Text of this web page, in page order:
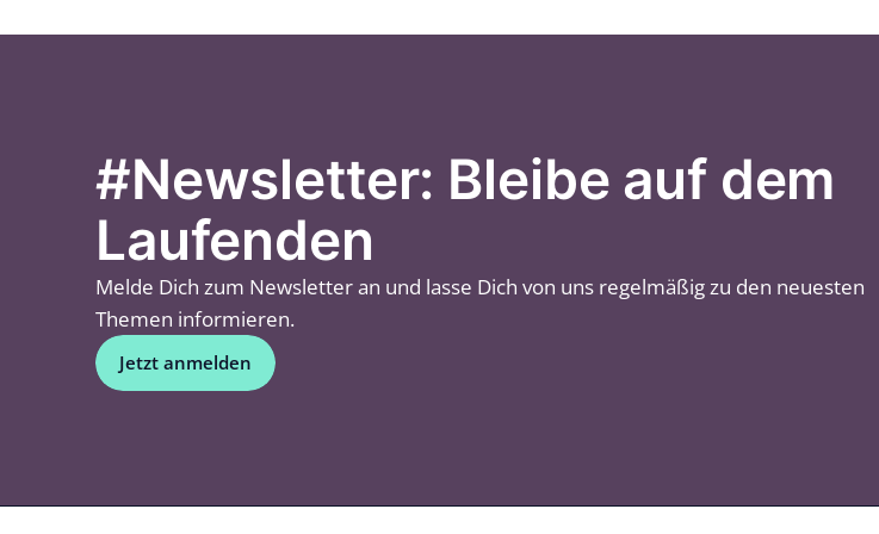
#Newsletter: Bleibe auf dem
Laufenden
Melde Dich zum Newsletter an und lasse Dich von uns regelmäßig zu den neuesten
Themen informieren.
Jetzt anmelden